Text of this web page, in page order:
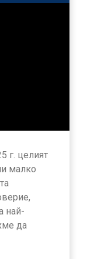
г. целият
малко
най-
да